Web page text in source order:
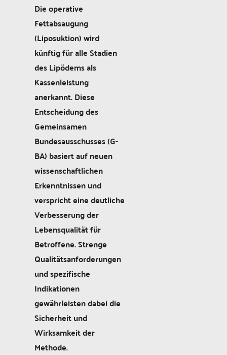
Die operative
Fettabsaugung
(Liposuktion) wird
künftig für alle Stadien
des Lipödems als
Kassenleistung
anerkannt. Diese
Entscheidung des
Gemeinsamen
Bundesausschusses (G-
BA) basiert auf neuen
wissenschaftlichen
Erkenntnissen und
verspricht eine deutliche
Verbesserung der
Lebensqualität für
Betroffene. Strenge
Qualitätsanforderungen
und spezifische
Indikationen
gewährleisten dabei die
Sicherheit und
Wirksamkeit der
Methode.